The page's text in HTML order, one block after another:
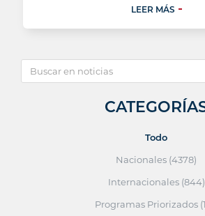
LEER MÁS
Todo
Nacionales (4378)
Internacionales (844)
Programas Priorizados